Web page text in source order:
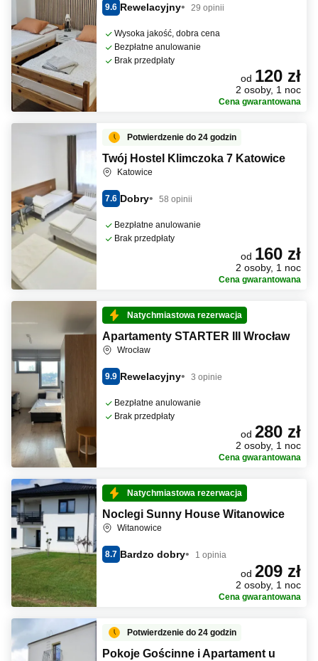
9.6 Rewelacyjny 29 opinii
Wysoka jakość, dobra cena
Bezpłatne anulowanie
Brak przedpłaty
od 120 zł
2 osoby, 1 noc
Cena gwarantowana
Potwierdzenie do 24 godzin
Twój Hostel Klimczoka 7 Katowice
Katowice
7.6 Dobry 58 opinii
Bezpłatne anulowanie
Brak przedpłaty
od 160 zł
2 osoby, 1 noc
Cena gwarantowana
Natychmiastowa rezerwacja
Apartamenty STARTER III Wrocław
Wrocław
9.9 Rewelacyjny 3 opinie
Bezpłatne anulowanie
Brak przedpłaty
od 280 zł
2 osoby, 1 noc
Cena gwarantowana
Natychmiastowa rezerwacja
Noclegi Sunny House Witanowice
Witanowice
8.7 Bardzo dobry 1 opinia
od 209 zł
2 osoby, 1 noc
Cena gwarantowana
Potwierdzenie do 24 godzin
Pokoje Gościnne i Apartament u